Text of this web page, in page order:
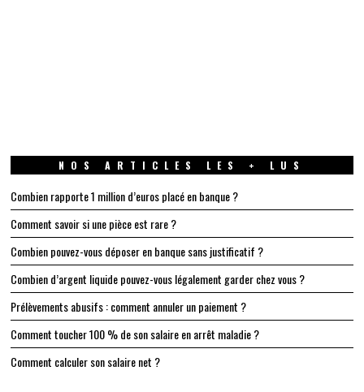
NOS ARTICLES LES + LUS
Combien rapporte 1 million d’euros placé en banque ?
Comment savoir si une pièce est rare ?
Combien pouvez-vous déposer en banque sans justificatif ?
Combien d’argent liquide pouvez-vous légalement garder chez vous ?
Prélèvements abusifs : comment annuler un paiement ?
Comment toucher 100 % de son salaire en arrêt maladie ?
Comment calculer son salaire net ?